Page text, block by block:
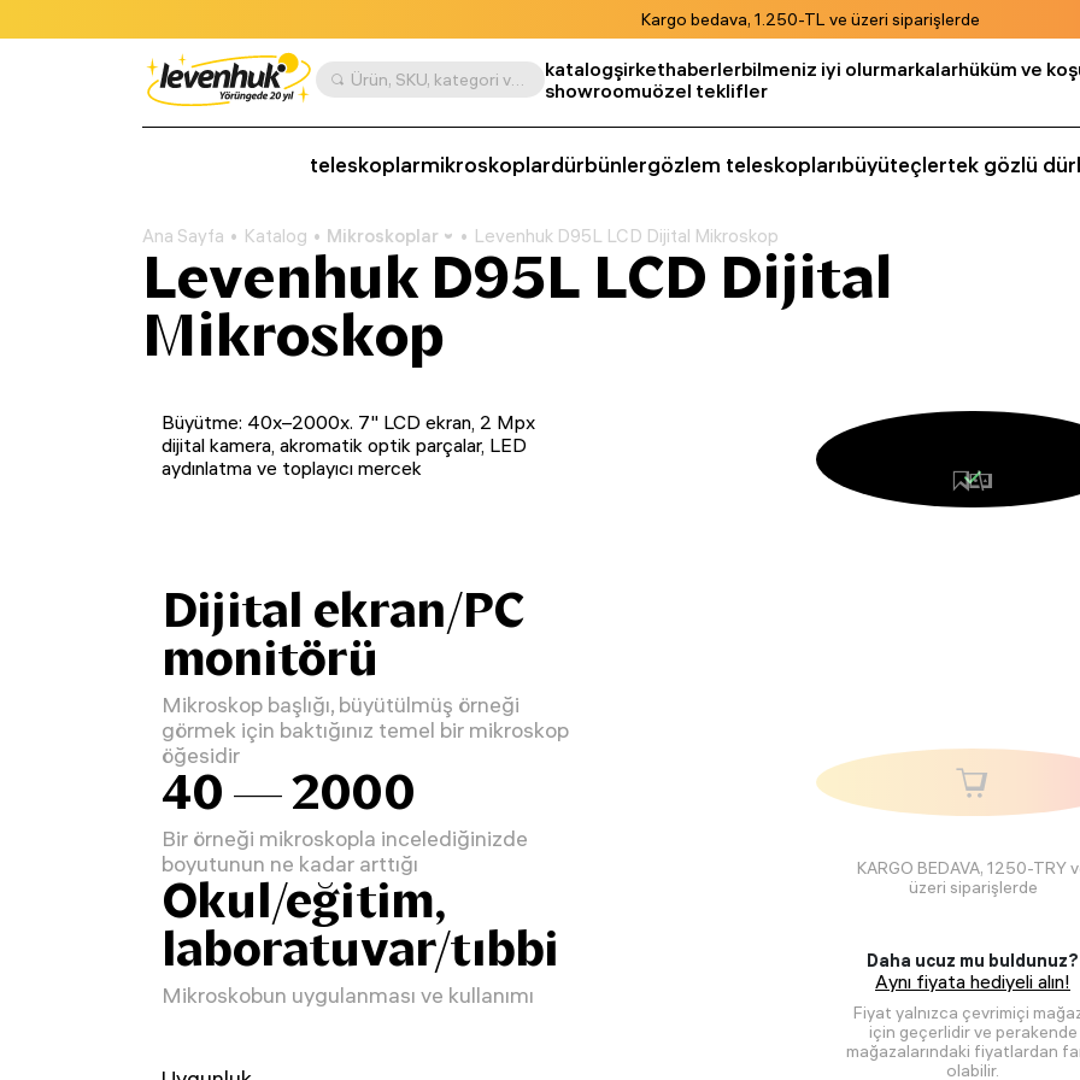
Kargo bedava, 1.250-TL ve üzeri siparişlerde
Ürün, SKU, kategori vb. göre ara katalogşirkethaberlerbilmeniz iyi olurmarkalarhüküm ve
showroomuözel teklifler
teleskoplarmikroskoplardürbünlergözlem teleskoplarıbüyüteçlertek gözlü
Ana Sayfa Katalog Mikroskoplar Levenhuk D95L LCD Dijital Mikroskop
Levenhuk D95L LCD Dijital
Mikroskop
KARGO BEDAVA, 1250-TRY
üzeri siparişlerde
Daha ucuz mu buldunuz?
Aynı fiyata hediyeli alın!
Fiyat yalnızca çevrimiçi
için geçerlidir ve perakende
mağazalarındaki fiyatlardan
olabilir.
Büyütme: 40x–2000x. 7" LCD ekran, 2 Mpx
dijital kamera, akromatik optik parçalar, LED
aydınlatma ve toplayıcı mercek
Dijital ekran/PC
monitörü
Mikroskop başlığı, büyütülmüş örneği
görmek için baktığınız temel bir mikroskop
öğesidir
40 — 2000
Bir örneği mikroskopla incelediğinizde
boyutunun ne kadar arttığı
Okul/eğitim,
laboratuvar/tıbbi
Mikroskobun uygulanması ve kullanımı